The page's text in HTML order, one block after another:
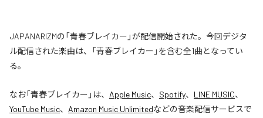
JAPANARIZMの「青春ブレイカー」が配信開始された。今回デジタ
ル配信された楽曲は、「青春ブレイカー」を含む全1曲となってい
る。
なお「青春ブレイカー 」は、 Apple Music、 Spotify、 LINE MUSIC、
YouTube Music、 Amazon Music Unlimitedなどの音楽配信サービスで